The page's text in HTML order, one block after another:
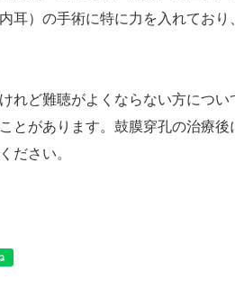
耳）の手術に特に力を入れてお
れど難聴がよくならない方につ
とがあります。鼓膜穿孔の治療
ださい。